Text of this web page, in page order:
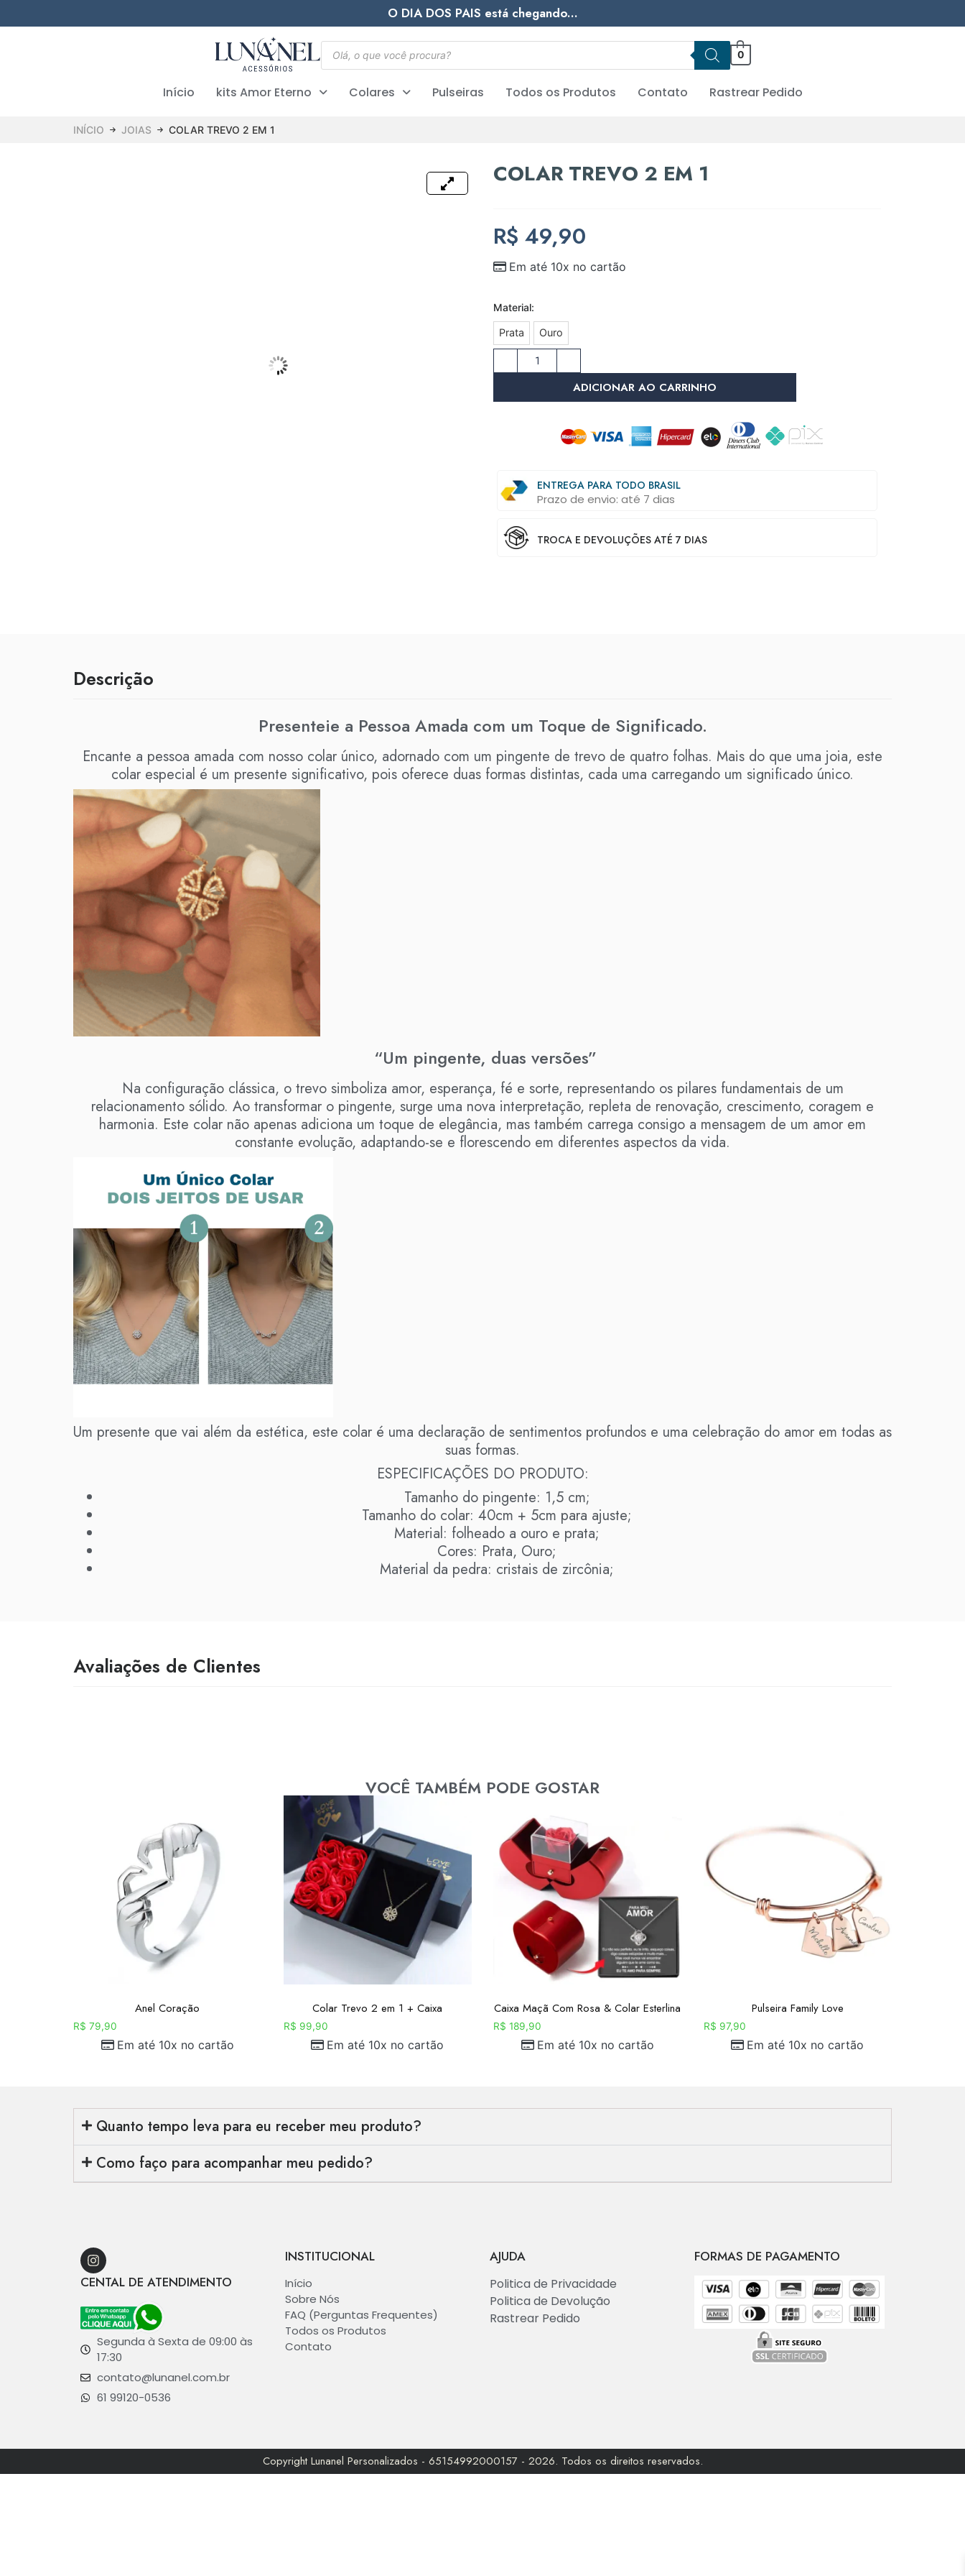
O DIA DOS PAIS está chegando...
0
Início kits Amor Eterno Colares Pulseiras Todos os Produtos Contato Rastrear Pedido
INÍCIO JOIAS COLAR TREVO 2 EM 1
COLAR TREVO 2 EM 1
R$ 49,90
Em até 10x no cartão
Material:
Prata Ouro
ADICIONAR AO CARRINHO
ENTREGA PARA TODO BRASIL
Prazo de envio: até 7 dias
TROCA E DEVOLUÇÕES ATÉ 7 DIAS
Descrição
Presenteie a Pessoa Amada com um Toque de Significado.
Encante a pessoa amada com nosso colar único, adornado com um pingente de trevo de quatro folhas. Mais do que uma joia, este
colar especial é um presente significativo, pois oferece duas formas distintas, cada uma carregando um significado único.
“Um pingente, duas versões”
Na configuração clássica, o trevo simboliza amor, esperança, fé e sorte, representando os pilares fundamentais de um
relacionamento sólido. Ao transformar o pingente, surge uma nova interpretação, repleta de renovação, crescimento, coragem e
harmonia. Este colar não apenas adiciona um toque de elegância, mas também carrega consigo a mensagem de um amor em
constante evolução, adaptando-se e florescendo em diferentes aspectos da vida.
Um presente que vai além da estética, este colar é uma declaração de sentimentos profundos e uma celebração do amor em todas as
suas formas.
ESPECIFICAÇÕES DO PRODUTO:
Tamanho do pingente: 1,5 cm;
Tamanho do colar: 40cm + 5cm para ajuste;
Material: folheado a ouro e prata;
Cores: Prata, Ouro;
Material da pedra: cristais de zircônia;
Avaliações de Clientes
VOCÊ TAMBÉM PODE GOSTAR
Anel Coração
R$ 79,90
Em até 10x no cartão
Colar Trevo 2 em 1 + Caixa
R$ 99,90
Em até 10x no cartão
Caixa Maçã Com Rosa & Colar Esterlina
R$ 189,90
Em até 10x no cartão
Pulseira Family Love
R$ 97,90
Em até 10x no cartão
Quanto tempo leva para eu receber meu produto?
Como faço para acompanhar meu pedido?
CENTAL DE ATENDIMENTO
Segunda à Sexta de 09:00 às
17:30
contato@lunanel.com.br
61 99120-0536
INSTITUCIONAL
Início
Sobre Nós
FAQ (Perguntas Frequentes)
Todos os Produtos
Contato
AJUDA
Politica de Privacidade
Politica de Devolução
Rastrear Pedido
FORMAS DE PAGAMENTO
Copyright Lunanel Personalizados - 65154992000157 - 2026. Todos os direitos reservados.